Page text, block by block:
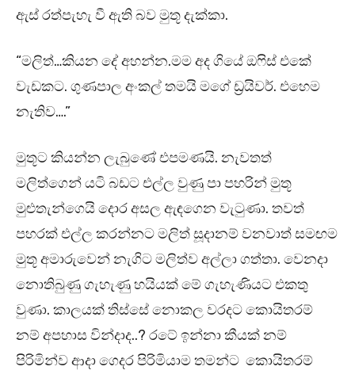
ඇස් රත්පැහැ වී ඇති බව මුතූ දැක්කා.
“මලිත්…කියන දේ අහන්න.මම අද ගියේ ඔෆිස් එකේ
වැඩකට. ගුණපාල අංකල් තමයි මගේ ඩ්‍රයිවර්. එහෙම
නැතිව….”
මුතූට කියන්න ලැබුණේ එපමණයි. නැවතත්
මලිත්ගෙන් යටි බඩට එල්ල වුණු පා පහරින් මුතූ
මුළුතැන්ගෙයි දොර අසල ඇඳගෙන වැටුණා. තවත්
පහරක් එල්ල කරන්නට මලිත් සූදානම් වනවාත් සමඟම
මුතූ අමාරුවෙන් නැගිට මලිත්ව අල්ලා ගත්තා. වෙනදා
නොතිබුණු ගැහැණු හයියක් මේ ගැහැණියට එකතු
වුණා. කාලයක් තිස්සේ නොකල වරදට කොයිතරම්
නම් අපහාස වින්දාද..? රටේ ඉන්නා කීයක් නම්
පිරිමින්ව ආදා ගෙදර පිරිමියාම තමන්ට කොයිතරම්